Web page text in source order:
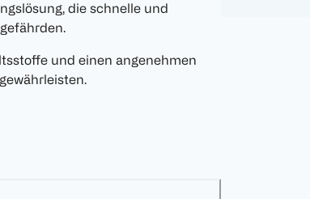
die schnelle und
und einen angenehmen